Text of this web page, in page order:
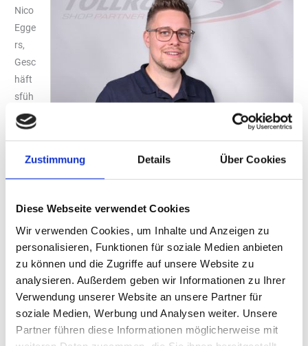
Zustimmung Details Über Cookies
Diese Webseite verwendet Cookies
Wir verwenden Cookies, um Inhalte und Anzeigen zu
personalisieren, Funktionen für soziale Medien anbieten
zu können und die Zugriffe auf unsere Website zu
analysieren. Außerdem geben wir Informationen zu Ihrer
Verwendung unserer Website an unsere Partner für
soziale Medien, Werbung und Analysen weiter. Unsere
Partner führen diese Informationen möglicherweise mit
Nico Eggers, Geschäftsführer, „Tollkühn Shoppartner
Nico
Egge
rs,
Gesc
häft
sfüh
rer
bei
kühn
Sho
dazu, eine Nachfolgestudie zu beauftragen, um der Branche die
Potenziale von Non-Food-Artikeln beziehungsweise Non-Food-
Konzepten aufzuzeigen. Die jetzt veröffentlichte Studie schließt
deswegen an die Ergebnisse der ersten an, und will so die
Entwicklung im Verbraucherverhalten sowie die Wirkung von
Maßnahmen am Point of Sale, einer zielgerichteten
Kundenansprache und bedarfsorientierten Anpassungen im